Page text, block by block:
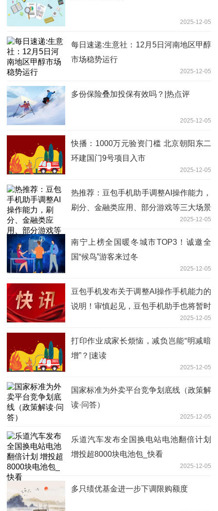
2025-12-05
每日速递:生意社：12月5日河南地区甲醇
市场稳势运行
2025-12-05
多份保险叠加投保有效吗？|热点评
2025-12-05
快播：1000万元验资门槛 北京朝阳东二
环建国门9号项目入市
2025-12-05
热推荐：豆包手机助手调整AI操作能力，
刷分、金融类应用、部分游戏等三大场景
2025-12-05
南宁上榜全国暖冬城市TOP3！诚邀全
国“候鸟”游客来过冬
2025-12-05
豆包手机发布关于调整AI操作手机能力的
说明！审慎起见，豆包手机助手也将暂时
2025-12-05
打印作业成家长烦恼，减负岂能“明减暗
增”？|速读
2025-12-05
国家标准为外卖平台竞争划底线（政策解
读·问答）
2025-12-05
乐道汽车发布全国换电站电池翻倍计划
增投超8000块电池包_快看
2025-12-05
多只绩优基金进一步下调限购额度